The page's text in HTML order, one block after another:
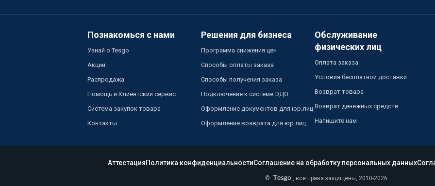
Познакомься с нами
Узнай о Tesgo
Акции
Распродажа
Помощь и Клиентский сервис
Система закупок товара
Контакты
Решения для бизнеса
Программа снижения цен
Способы оплаты заказа
Способы получения заказа
Подключение к системе ЭДО
Оформление документов для юр.лиц
Оформление возврата для юр.лиц
Обслуживание
физических лиц
Оплата заказа
Условия бесплатной доставки
Возврат товара
Возврат денежных средств
Напишите нам
АттестацияПолитика конфиденциальностиСоглашение на обработку персональных данных
© , все права защищены, 2010-2026